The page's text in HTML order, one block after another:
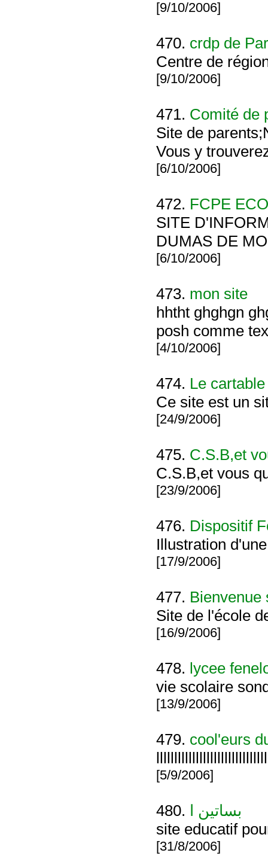
[9/10/2006]
470. crdp de
Centre de
[9/10/2006]
471. Comité de
Site de
Vous y
[6/10/2006]
472. FCPE
SITE
DUMAS DE
[6/10/2006]
473. mon site
hhtht ghghgn
posh comme
[4/10/2006]
474. Le
Ce site est un
[24/9/2006]
475. C.S.B,et
C.S.B,et vous
[23/9/2006]
476. Dispositif
Illustration
[17/9/2006]
477. Bienvenue
Site de l'école
[16/9/2006]
478. lycee
vie scolaire
[13/9/2006]
479. cool'eurs
[5/9/2006]
480. بساتين ا
site educatif
[31/8/2006]